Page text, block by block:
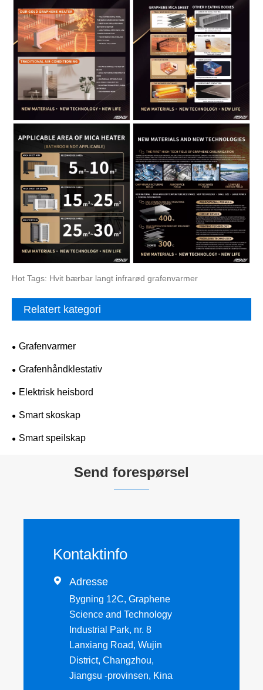
Hot Tags: Hvit bærbar langt infrarød grafenvarmer
Relatert kategori
Grafenvarmer
Grafenhåndklestativ
Elektrisk heisbord
Smart skoskap
Smart speilskap
Send forespørsel
Kontaktinfo
 Adresse
Bygning 12C, Graphene
Science and Technology
Industrial Park, nr. 8
Lanxiang Road, Wujin
District, Changzhou,
Jiangsu -provinsen, Kina